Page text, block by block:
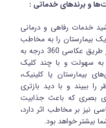
و برندهای خدماتی :
خدمات رفاهی و درمانی
بیمارستان را به مخاطب
نشان دهید، این کار را می‌توانید از طریق عکاسی 360 درجه به
سهولت و با چند کلیک
بیمارستان یا کلینیک،
را ببیند و با دید بازتری
بصری که باعث جذابیت
نیز بر مخاطب اثر دارد،
بیشتر خواهد بود.